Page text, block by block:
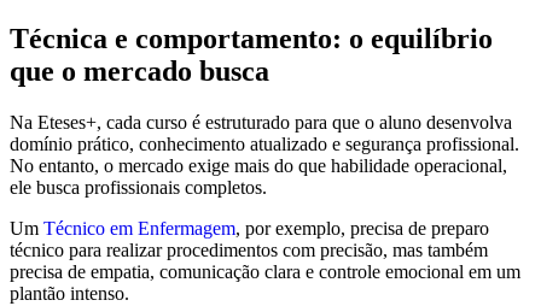
Técnica e comportamento: o equilíbrio
que o mercado busca
Na Eteses+, cada curso é estruturado para que o aluno desenvolva
domínio prático, conhecimento atualizado e segurança profissional.
No entanto, o mercado exige mais do que habilidade operacional,
ele busca profissionais completos.
Um Técnico em Enfermagem, por exemplo, precisa de preparo
técnico para realizar procedimentos com precisão, mas também
precisa de empatia, comunicação clara e controle emocional em um
plantão intenso.